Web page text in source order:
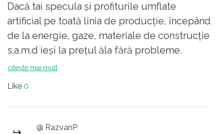
Dacă tai specula și profiturile umflate
artificial pe toată linia de producție, începând
de la energie, gaze, materiale de construcție
s.a.m.d ieși la prețul ăla fără probleme.
Întrebarea evidentă fiind: ARE SÂNGE SĂ
citește mai mult
Like 0
@ RazvanP